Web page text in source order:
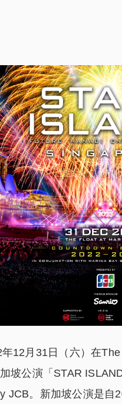
12月31日（六）在
坡公演「STAR
JCB。新加坡公演是自